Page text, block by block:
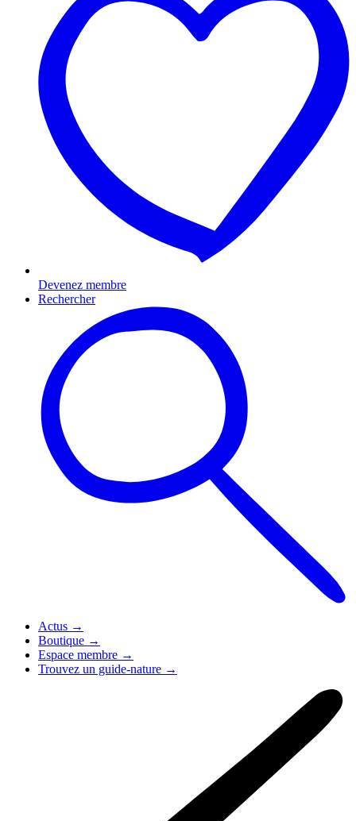
Devenez membre
Rechercher
Actus →
Boutique →
Espace membre →
Trouvez un guide-nature →